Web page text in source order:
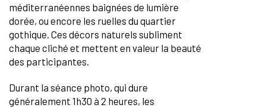
méditerranéennes baignées de lumière
dorée, ou encore les ruelles du quartier
gothique. Ces décors naturels subliment
chaque cliché et mettent en valeur la beauté
des participantes.
Durant la séance photo, qui dure
généralement 1h30 à 2 heures, les